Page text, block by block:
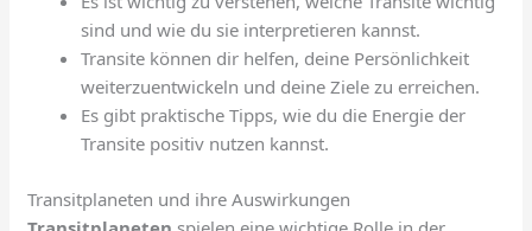
sind und wie du sie interpretieren kannst.
Transite können dir helfen, deine Persönlichkeit
weiterzuentwickeln und deine Ziele zu erreichen.
Es gibt praktische Tipps, wie du die Energie der
Transite positiv nutzen kannst.
Transitplaneten und ihre Auswirkungen